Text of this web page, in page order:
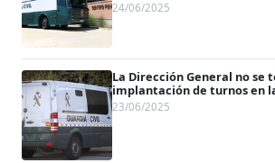
24/06/2025
La Dirección General no se
implantación de turnos en
23/06/2025